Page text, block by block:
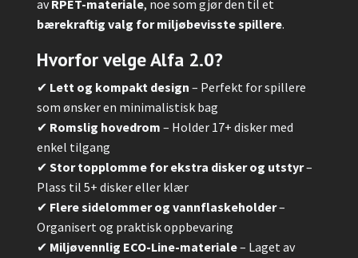
avRPET-materiale, noe som gjør den til et
bærekraftig valg for miljøbevisste spillere.
Hvorfor velge Alfa 2.0?
✔ Lett og kompakt design – Perfekt for spillere
som ønsker en minimalistisk bag
✔ Romslig hovedrom – Holder 17+ disker med
enkel tilgang
✔ Stor topplomme for ekstra disker og utstyr–
Plass til 5+ disker eller klær
✔ Flere sidelommer og vannflaskeholder–
Organisert og praktisk oppbevaring
✔ Miljøvennlig ECO-Line-materiale– Laget av